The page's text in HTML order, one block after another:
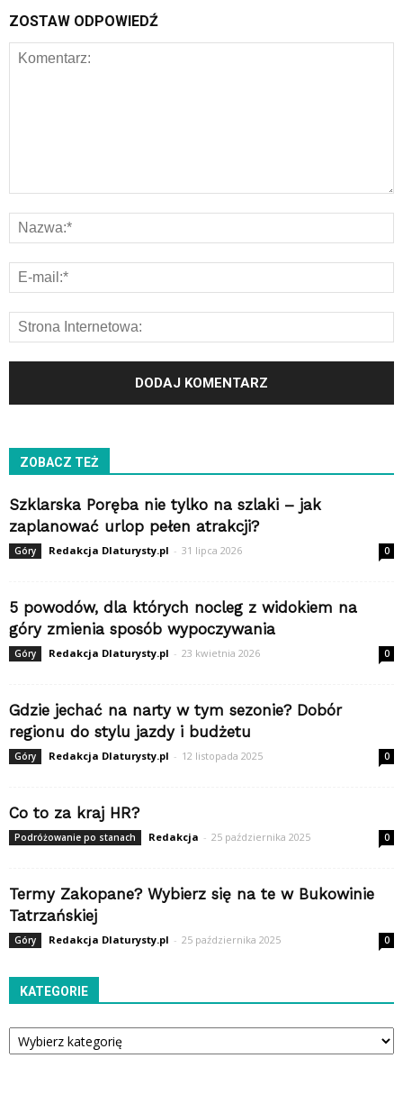
ZOSTAW ODPOWIEDŹ
ZOBACZ TEŻ
Szklarska Poręba nie tylko na szlaki – jak
zaplanować urlop pełen atrakcji?
Góry Redakcja Dlaturysty.pl - 31 lipca 2026 0
5 powodów, dla których nocleg z widokiem na
góry zmienia sposób wypoczywania
Góry Redakcja Dlaturysty.pl - 23 kwietnia 2026 0
Gdzie jechać na narty w tym sezonie? Dobór
regionu do stylu jazdy i budżetu
Góry Redakcja Dlaturysty.pl - 12 listopada 2025 0
Co to za kraj HR?
Podróżowanie po stanach Redakcja - 25 października 2025 0
Termy Zakopane? Wybierz się na te w Bukowinie
Tatrzańskiej
Góry Redakcja Dlaturysty.pl - 25 października 2025 0
KATEGORIE
Kategorie